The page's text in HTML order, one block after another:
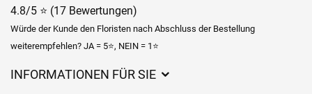
4.8/5 ⭐ (17 Bewertungen)
Würde der Kunde den Floristen nach Abschluss der Bestellung
weiterempfehlen? JA = 5⭐, NEIN = 1⭐
INFORMATIONEN FÜR SIE